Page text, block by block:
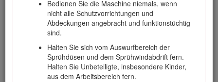
Bedienen Sie die Maschine niemals, wenn
nicht alle Schutzvorrichtungen und
Abdeckungen angebracht und funktionstüchtig
sind.
Halten Sie sich vom Auswurfbereich der
Sprühdüsen und dem Sprühwindabdrift fern.
Halten Sie Unbeteiligte, insbesondere Kinder,
aus dem Arbeitsbereich fern.
Important: Wichtig: Scannen Sie mit Ihrem Mobilgerät
den QR-Code auf dem Seriennummernaufkleber (falls
vorhanden), um auf Garantie-, Ersatzteil- oder andere
Produktinformationen zuzugreifen.